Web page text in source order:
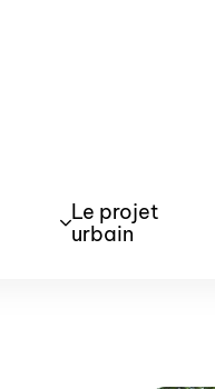
Le projet
urbain